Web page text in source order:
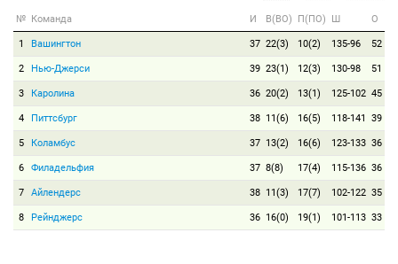
№ Команда И В(ВО) П(ПО) Ш О
1 Вашингтон 37 22(3) 10(2) 135-96 52
2 Нью-Джерси 39 23(1) 12(3) 130-98 51
3 Каролина 36 20(2) 13(1) 125-102 45
4 Питтсбург 38 11(6) 16(5) 118-141 39
5 Коламбус 37 13(2) 16(6) 123-133 36
6 Филадельфия 37 8(8) 17(4) 115-136 36
7 Айлендерс 38 11(3) 17(7) 102-122 35
8 Рейнджерс 36 16(0) 19(1) 101-113 33